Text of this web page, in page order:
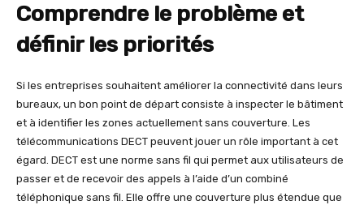
Comprendre le problème et
définir les priorités
Si les entreprises souhaitent améliorer la connectivité dans leurs
bureaux, un bon point de départ consiste à inspecter le bâtiment
et à identifier les zones actuellement sans couverture. Les
télécommunications DECT peuvent jouer un rôle important à cet
égard. DECT est une norme sans fil qui permet aux utilisateurs de
passer et de recevoir des appels à l’aide d’un combiné
téléphonique sans fil. Elle offre une couverture plus étendue que